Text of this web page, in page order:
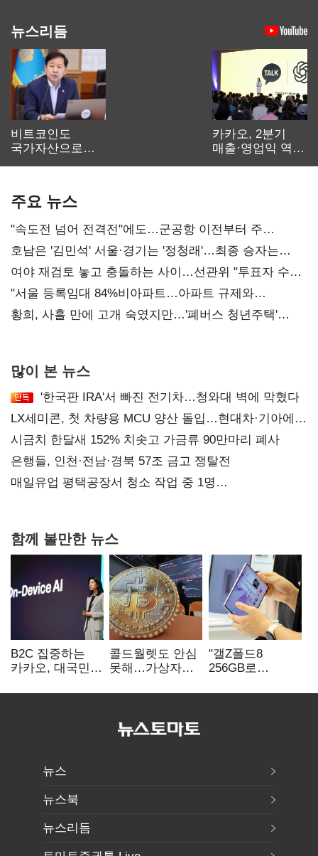
뉴스리듬
비트코인도
국가자산으로…'
카카오, 2분기
매출·영업익 역대
주요 뉴스
"속도전 넘어 전격전"에도…군공항 이전부터 주
52시간까지 '뇌관'
호남은 '김민석' 서울·경기는 '정청래'…최종 승자는
'안갯속'
여야 재검토 놓고 충돌하는 사이…선관위 "투표자 수
오차 당연"
"서울 등록임대 84%비아파트…아파트 규제와
달리해야"
황희, 사흘 만에 고개 숙였지만…'폐버스 청년주택'
많이 본 뉴스
'한국판 IRA'서 빠진 전기차…청와대 벽에 막혔다
LX세미콘, 첫 차량용 MCU 양산 돌입…현대차·기아에
공급
시금치 한달새 152% 치솟고 가금류 90만마리 폐사
은행들, 인천·전남·경북 57조 금고 쟁탈전
매일유업 평택공장서 청소 작업 중 1명
함께 볼만한 뉴스
B2C 집중하는
카카오, 대국민
AI' 사활
콜드월렛도 안심
못해…가상자산
'보안 시험대'
"갤Z폴드8
256GB로
추가"
뉴스
뉴스북
뉴스리듬